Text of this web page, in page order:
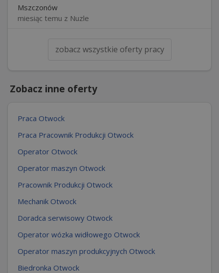
Mszczonów
miesiąc temu z Nuzle
zobacz wszystkie oferty pracy
Zobacz inne oferty
Praca Otwock
Praca Pracownik Produkcji Otwock
Operator Otwock
Operator maszyn Otwock
Pracownik Produkcji Otwock
Mechanik Otwock
Doradca serwisowy Otwock
Operator wózka widłowego Otwock
Operator maszyn produkcyjnych Otwock
Biedronka Otwock